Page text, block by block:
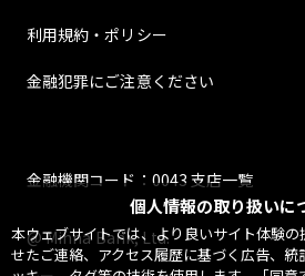
個人情報の取り扱いに
本ウェブサイトでは、より良いサイト体験
せたご連絡、アクセス履歴に基づく広告、統
利用規約・ポリシー
金融犯罪にご注意ください
金融機関コード：0043 支店一覧
@ Minna Bank, Ltd.